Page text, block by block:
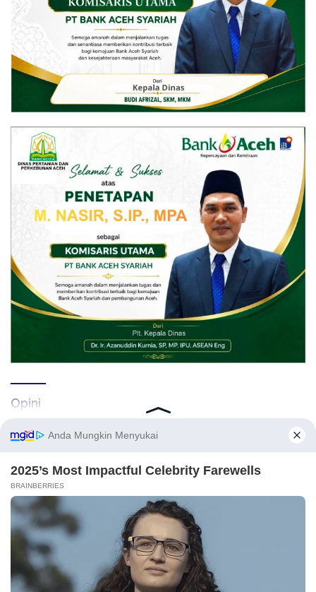
Opini
identitas. Naskah yang tayang tidak mewakili pemikiran Redaksi, karena itu